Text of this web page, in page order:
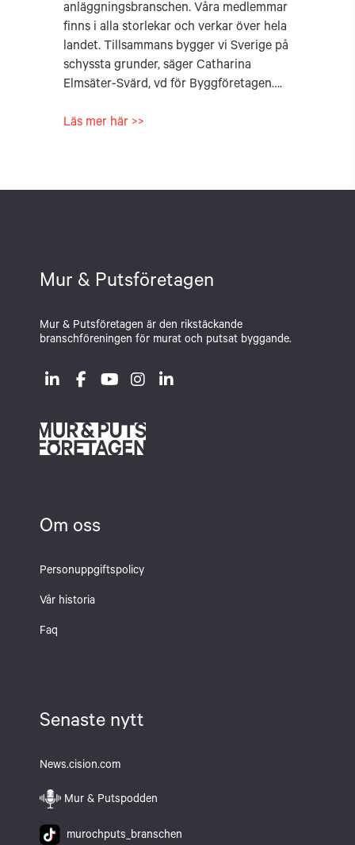
anläggningsbranschen. ​Våra medlemmar
finns i alla storlekar och verkar över hela
landet. ​Tillsammans bygger vi Sverige på
schyssta grunder, säger Catharina
Elmsäter-Svärd, vd för Byggföretagen….
Läs mer här >>
Mur & Putsföretagen
Mur & Putsföretagen är den rikstäckande
branschföreningen för murat och putsat byggande.
Om oss
Personuppgiftspolicy
Vår historia
Faq
Senaste nytt
News.cision.com
Mur & Putspodden
murochputs_branschen